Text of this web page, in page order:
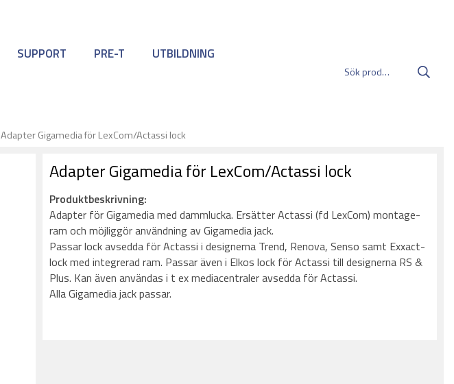
SUPPORT PRE-T UTBILDNING
Adapter Gigamedia för LexCom/Actassi lock
Adapter Gigamedia för LexCom/Actassi lock
Produktbeskrivning:
Adapter för Gigamedia med dammlucka. Ersätter Actassi (fd LexCom) montage-
ram och möjliggör användning av Gigamedia jack.
Passar lock avsedda för Actassi i designerna Trend, Renova, Senso samt Exxact-
lock med integrerad ram. Passar även i Elkos lock för Actassi till designerna RS &
Plus. Kan även användas i t ex mediacentraler avsedda för Actassi.
Alla Gigamedia jack passar.